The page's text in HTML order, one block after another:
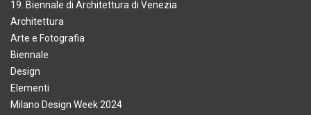
19. Biennale di Architettura di Venezia
Architettura
Arte e Fotografia
Biennale
Design
Elementi
Milano Design Week 2024